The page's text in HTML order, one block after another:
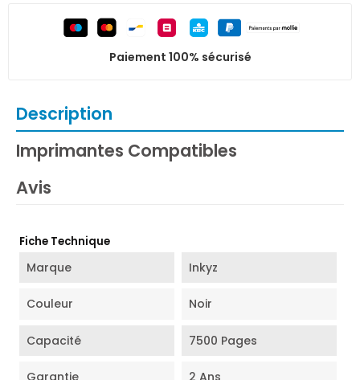
Paiement 100% sécurisé
Description
Imprimantes Compatibles
Avis
Fiche Technique
Marque Inkyz
Couleur Noir
Capacité 7500 Pages